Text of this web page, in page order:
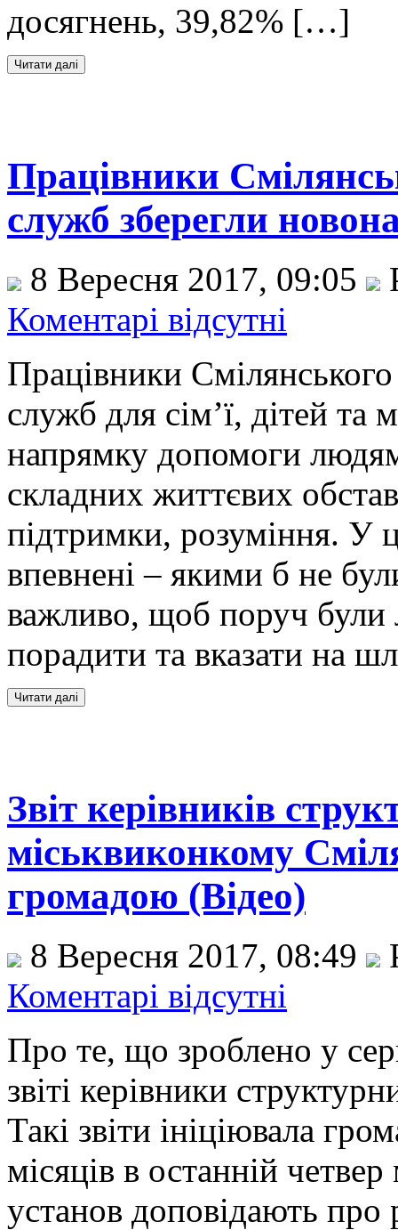
досягнень, 39,82% […]
Працівники
служб зберегли
8 Вересня 2017, 09:05
Коментарі відсутні
Працівники
служб для сім’ї, дітей
напрямку допомоги
складних життєвих
підтримки, розуміння. У
впевнені – якими б не
важливо, щоб поруч були
порадити та вказати на
Звіт керівників
міськвиконкому
громадою (Відео)
8 Вересня 2017, 08:49
Коментарі відсутні
Про те, що зроблено у
звіті керівники
Такі звіти ініціювала
місяців в останній
установ доповідають про